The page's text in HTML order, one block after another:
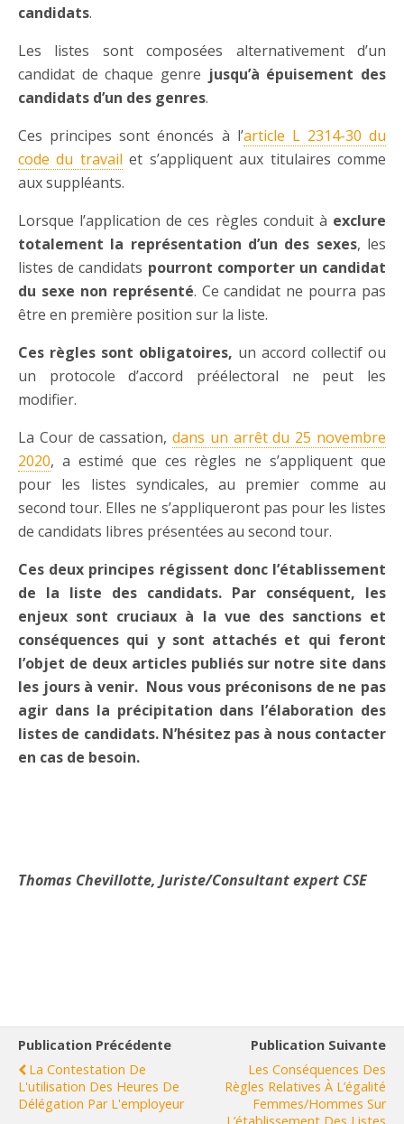
candidats.
Les listes sont composées alternativement d’un
candidat de chaque genre jusqu’à épuisement des
candidats d’un des genres.
Ces principes sont énoncés à l’article L 2314-30 du
code du travail et s’appliquent aux titulaires comme
aux suppléants.
Lorsque l’application de ces règles conduit à exclure
totalement la représentation d’un des sexes, les
listes de candidats pourront comporter un candidat
du sexe non représenté. Ce candidat ne pourra pas
être en première position sur la liste.
Ces règles sont obligatoires, un accord collectif ou
un protocole d’accord préélectoral ne peut les
modifier.
La Cour de cassation,dans un arrêt du 25 novembre
2020, a estimé que ces règles ne s’appliquent que
pour les listes syndicales, au premier comme au
second tour. Elles ne s’appliqueront pas pour les listes
de candidats libres présentées au second tour.
Ces deux principes régissent donc l’établissement
de la liste des candidats. Par conséquent, les
enjeux sont cruciaux à la vue des sanctions et
conséquences qui y sont attachés et qui feront
l’objet de deux articles publiés sur notre site dans
les jours à venir. Nous vous préconisons de ne pas
agir dans la précipitation dans l’élaboration des
listes de candidats. N’hésitez pas à nous contacter
en cas de besoin.
Thomas Chevillotte, Juriste/Consultant expert CSE
Publication Précédente
La Contestation De
L'utilisation Des Heures De
Délégation Par L'employeur
Publication Suivante
Les Conséquences Des
Règles Relatives À L’égalité
Femmes/hommes Sur
L’établissement Des Listes